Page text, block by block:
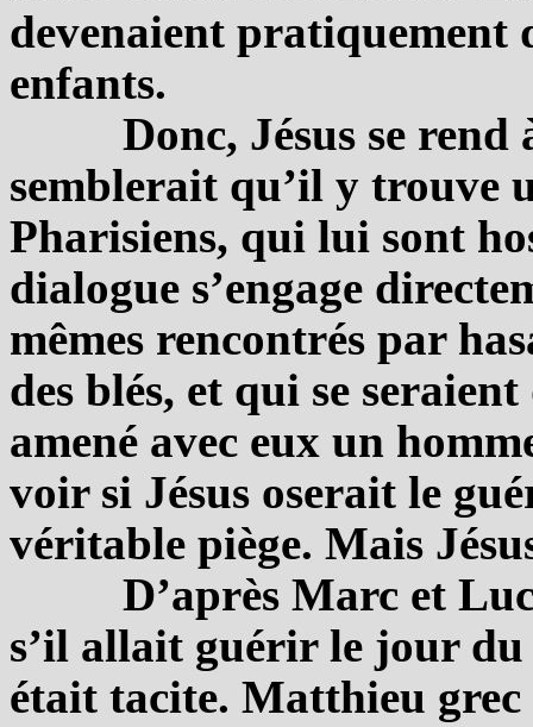
devenaient pratiquement
enfants.
Donc, Jésus se
semblerait qu’il y trouve
Pharisiens, qui lui sont
dialogue s’engage
mêmes rencontrés par
des blés, et qui se
amené avec eux un
voir si Jésus oserait le
véritable piège. Mais
D’après Marc et
s’il allait guérir le jour
était tacite. Matthieu